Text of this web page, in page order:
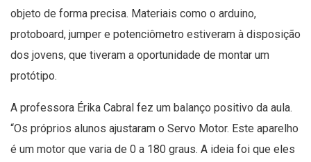
objeto de forma precisa. Materiais como o arduino,
protoboard, jumper e potenciômetro estiveram à disposição
dos jovens, que tiveram a oportunidade de montar um
protótipo.
A professora Érika Cabral fez um balanço positivo da aula.
“Os próprios alunos ajustaram o Servo Motor. Este aparelho
é um motor que varia de 0 a 180 graus. A ideia foi que eles